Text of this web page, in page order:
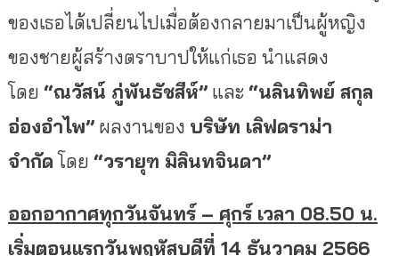
ของเธอได้เปลี่ยนไปเมื่อต้องกลายมาเป็นผู้หญิง
ของชายผู้สร้างตราบาปให้แก่เธอ นำแสดง
โดย “ณวัสน์ ภู่พันธัชสีห์”และ “นลินทิพย์ สกุล
อ่องอำไพ”ผลงานของ บริษัท เลิฟดราม่า
จำกัดโดย “วรายุฑ มิลินทจินดา”
ออกอากาศทุกวันจันทร์ – ศุกร์ เวลา 08.50 น.
เริ่มตอนแรกวันพฤหัสบดีที่ 14 ธันวาคม 2566